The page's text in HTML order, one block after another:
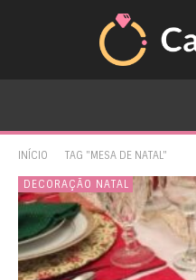
INÍCIO TAG "MESA DE NATAL"
DECORAÇÃO NATAL